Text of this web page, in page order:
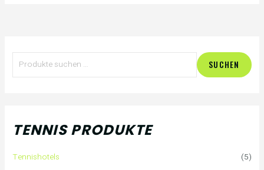
SUCHEN
TENNIS PRODUKTE
Tennishotels
(5)
ia